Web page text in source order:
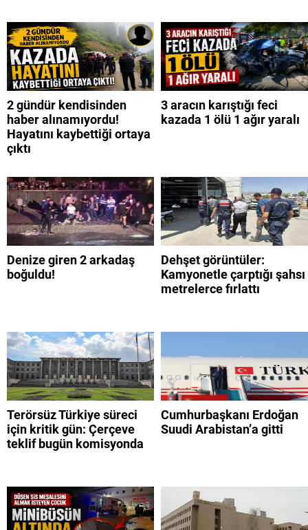
2 gündür kendisinden
haber alınamıyordu!
Hayatını kaybettiği ortaya
çıktı
3 aracın karıştığı feci
kazada 1 ölü 1 ağır yaralı
Denize giren 2 arkadaş
boğuldu!
Dehşet görüntüler:
Kamyonetle çarptığı şahsı
metrelerce fırlattı
Terörsüz Türkiye süreci
için kritik gün: Çerçeve
teklif bugün komisyonda
Cumhurbaşkanı Erdoğan
Suudi Arabistan’a gitti